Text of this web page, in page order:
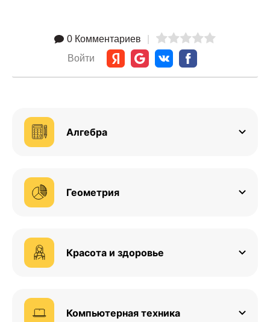
0 Комментариев
Войти
Алгебра
Геометрия
Красота и здоровье
Компьютерная техника